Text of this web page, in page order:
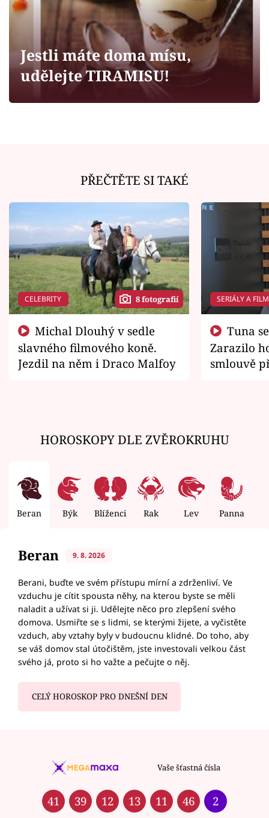
Sledujte prima+
Filmový festival Karlovy Vary
Sledujte nás
Jestli máte doma mísu,
udělejte TIRAMISU!
PŘEČTĚTE SI TAKÉ
CELEBRITY 8 fotografií
slavného filmového koně.
Jezdil na něm i Draco Malfoy
SERIÁLY A
Zarazilo
smlouvě
HOROSKOPY DLE ZVĚROKRUHU
Beran Býk Blíženci Rak Lev Panna
Beran 9. 8. 2026
Berani, buďte ve svém přístupu mírní a zdrženliví. Ve
vzduchu je cítit spousta něhy, na kterou byste se měli
naladit a užívat si ji. Udělejte něco pro zlepšení svého
domova. Usmiřte se s lidmi, se kterými žijete, a vyčistěte
vzduch, aby vztahy byly v budoucnu klidné. Do toho, aby
se váš domov stal útočištěm, jste investovali velkou část
svého já, proto si ho važte a pečujte o něj.
CELÝ HOROSKOP PRO DNEŠNÍ DEN
Vaše šťastná čísla
41 39 12 13 11 46 2